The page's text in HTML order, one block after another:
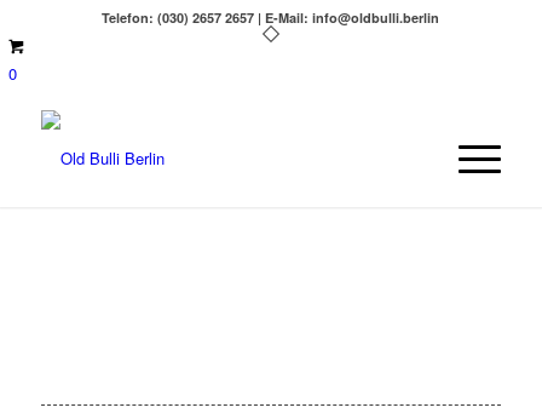
Telefon: (030) 2657 2657 | E-Mail: info@oldbulli.berlin
0